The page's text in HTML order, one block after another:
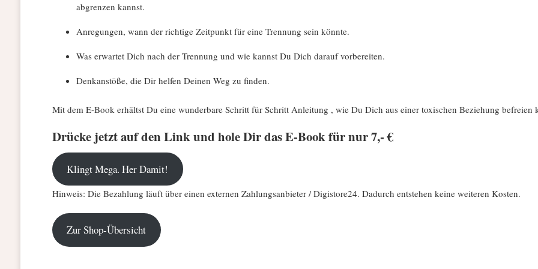
abgrenzen kannst.
Anregungen, wann der richtige Zeitpunkt für eine Trennung sein könnte.
Was erwartet Dich nach der Trennung und wie kannst Du Dich darauf vorbereiten.
Denkanstöße, die Dir helfen Deinen Weg zu finden.
Mit dem E-Book erhältst Du eine wunderbare Schritt für Schritt Anleitung , wie Du Dich aus einer toxischen Beziehung befreien
Drücke jetzt auf den Link und hole Dir das E-Book für nur 7,- €
Klingt Mega. Her Damit!
Hinweis: Die Bezahlung läuft über einen externen Zahlungsanbieter / Digistore24. Dadurch entstehen keine weiteren Kosten.
Zur Shop-Übersicht